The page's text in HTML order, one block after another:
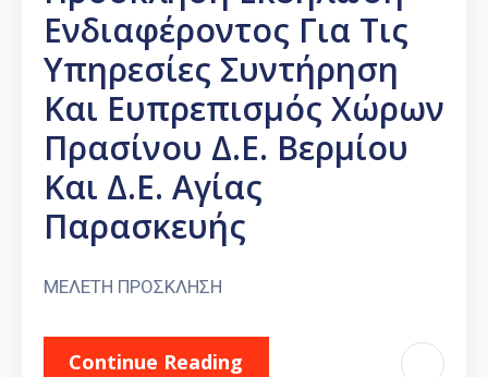
Ενδιαφέροντος Για Τις
Υπηρεσίες Συντήρηση
Και Ευπρεπισμός Χώρων
Πρασίνου Δ.Ε. Βερμίου
Και Δ.Ε. Αγίας
Παρασκευής
ΜΕΛΕΤΗ ΠΡΟΣΚΛΗΣΗ
Continue Reading